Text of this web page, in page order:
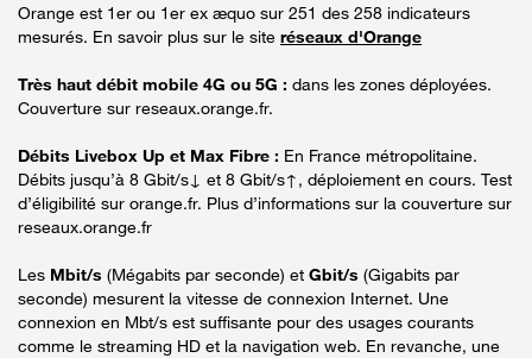
Orange est 1er ou 1er ex æquo sur 251 des 258 indicateurs
mesurés. En savoir plus sur le site réseaux d'Orange
Très haut débit mobile 4G ou 5G : dans les zones déployées.
Couverture sur reseaux.orange.fr.
Débits Livebox Up et Max Fibre : En France métropolitaine.
Débits jusqu’à 8 Gbit/s↓ et 8 Gbit/s↑, déploiement en cours. Test
d’éligibilité sur orange.fr. Plus d’informations sur la couverture sur
reseaux.orange.fr
Les Mbit/s (Mégabits par seconde) et Gbit/s (Gigabits par
seconde) mesurent la vitesse de connexion Internet. Une
connexion en Mbt/s est suffisante pour des usages courants
comme le streaming HD et la navigation web. En revanche, une